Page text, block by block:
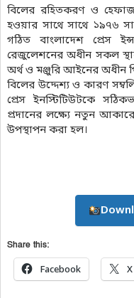
বিলের রহিতকরণ ও
হওয়ার সাথে সাথে ১৯৭৬
গঠিত বাংলাদেশ প্রেস
রেজুলেশনের অধীন সকল
অর্থ ও মঞ্জুরি আইনের অধীন
বিলের উদ্দেশ্য ও কারণ
প্রেস ইনস্টিটিউটকে
প্রদানের লক্ষ্যে নতুন
উপস্থাপন করা হল।
Share this:
Facebook X